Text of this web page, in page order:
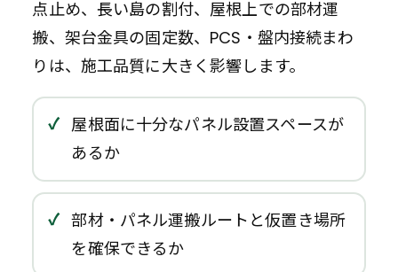
点止め、長い島の割付、屋根上での部材運
搬、架台金具の固定数、PCS・盤内接続まわ
りは、施工品質に大きく影響します。
屋根面に十分なパネル設置スペースが
あるか
部材・パネル運搬ルートと仮置き場所
を確保できるか